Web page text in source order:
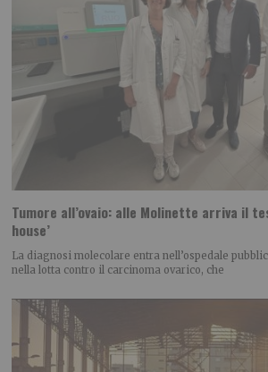
Tumore all’ovaio: alle Molinette arriva il
house’
La diagnosi molecolare entra nell’ospedale
nella lotta contro il carcinoma ovarico, che